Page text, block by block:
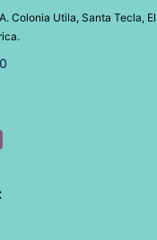
Colonia Utila, Santa Tecla, El